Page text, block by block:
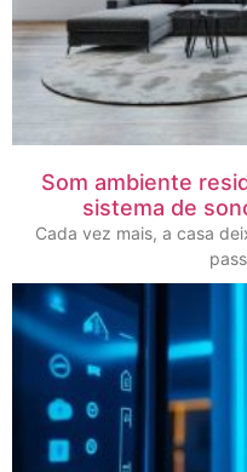
Som ambiente
sistema de
Cada vez mais, a casa